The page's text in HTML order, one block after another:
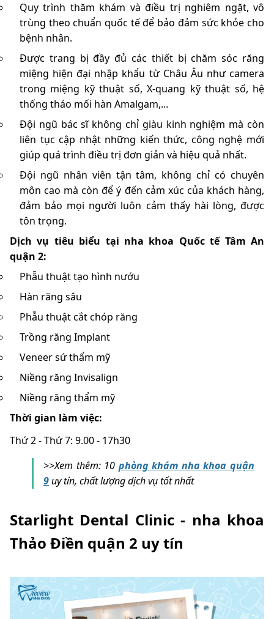
Quy trình thăm khám và điều trị nghiêm ngặt, vô
trùng theo chuẩn quốc tế để bảo đảm sức khỏe cho
bệnh nhân.
Được trang bị đầy đủ các thiết bị chăm sóc răng
miệng hiện đại nhập khẩu từ Châu Âu như camera
trong miệng kỹ thuật số, X-quang kỹ thuật số, hệ
thống tháo mối hàn Amalgam,...
Đội ngũ bác sĩ không chỉ giàu kinh nghiệm mà còn
liên tục cập nhật những kiến thức, công nghệ mới
giúp quá trình điều trị đơn giản và hiệu quả nhất.
Đội ngũ nhân viên tận tâm, không chỉ có chuyên
môn cao mà còn để ý đến cảm xúc của khách hàng,
đảm bảo mọi người luôn cảm thấy hài lòng, được
tôn trọng.
Dịch vụ tiêu biểu tại nha khoa Quốc tế Tâm An
quận 2:
Phẫu thuật tạo hình nướu
Hàn răng sâu
Phẫu thuật cắt chóp răng
Trồng răng Implant
Veneer sứ thẩm mỹ
Niềng răng Invisalign
Niềng răng thẩm mỹ
Thời gian làm việc:
Thứ 2 - Thứ 7: 9.00 - 17h30
>>Xem thêm: 10 phòng khám nha khoa quận
9uy tín, chất lượng dịch vụ tốt nhất
Starlight Dental Clinic - nha khoa
Thảo Điền quận 2 uy tín